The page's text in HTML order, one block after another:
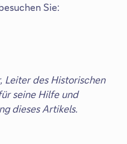
Sie:
Leiter des Historischen
seine Hilfe und
dieses Artikels.